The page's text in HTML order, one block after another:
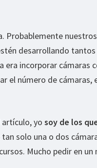
Probablemente
desarrollando
era incorporar cámaras
el número de cámaras,
yo soy de los
solo una o dos
Mucho pedir en un